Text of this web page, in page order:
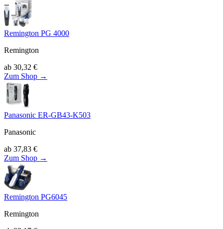
Remington PG 4000
Remington
ab 30,32 €
Zum Shop →
Panasonic ER-GB43-K503
Panasonic
ab 37,83 €
Zum Shop →
Remington PG6045
Remington